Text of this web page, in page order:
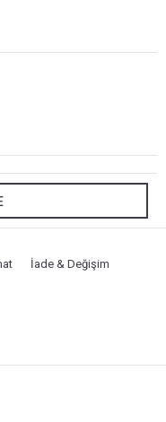
İade & Değişim